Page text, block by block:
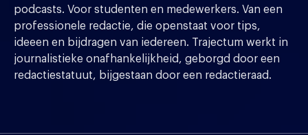
podcasts. Voor studenten en medewerkers. Van een
professionele redactie, die openstaat voor tips,
ideeen en bijdragen van iedereen. Trajectum werkt in
journalistieke onafhankelijkheid, geborgd door een
redactiestatuut, bijgestaan door een redactieraad.